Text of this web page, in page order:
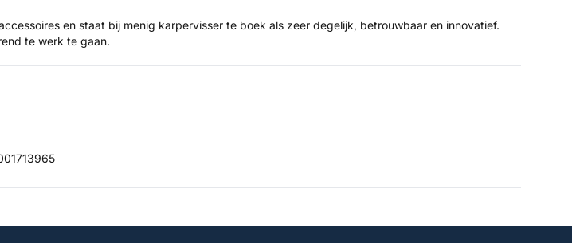
en staat bij menig karpervisser te boek als zeer degelijk, betrouwbaar en innovatief.
te werk te gaan.